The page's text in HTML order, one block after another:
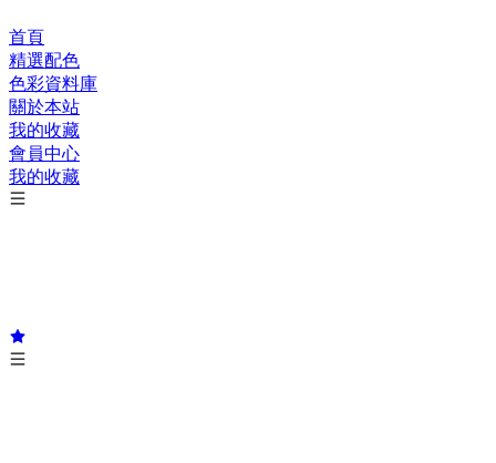
首頁
精選配色
色彩資料庫
關於本站
我的收藏
會員中心
我的收藏